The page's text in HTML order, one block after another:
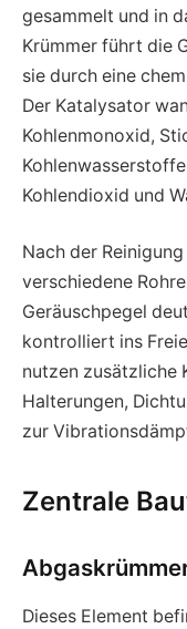
gesammelt und in
Krümmer führt die
sie durch eine
Der Katalysator
Kohlenmonoxid,
Kohlendioxid und
Nach der
verschiedene
Geräuschpegel
kontrolliert ins
nutzen zusätzliche
Halterungen,
zur
Zentrale
Dieses Element